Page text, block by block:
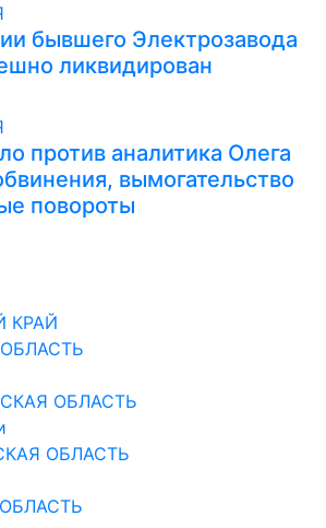
бывшего Электрозавода
ликвидирован
против аналитика Олега
вымогательство
повороты
КРАЙ
ОБЛАСТЬ
ОБЛАСТЬ